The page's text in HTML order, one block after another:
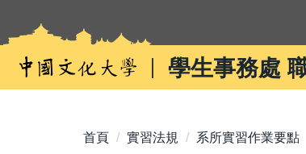
內
學生事務處
首頁 實習法規 系所實習作業要點